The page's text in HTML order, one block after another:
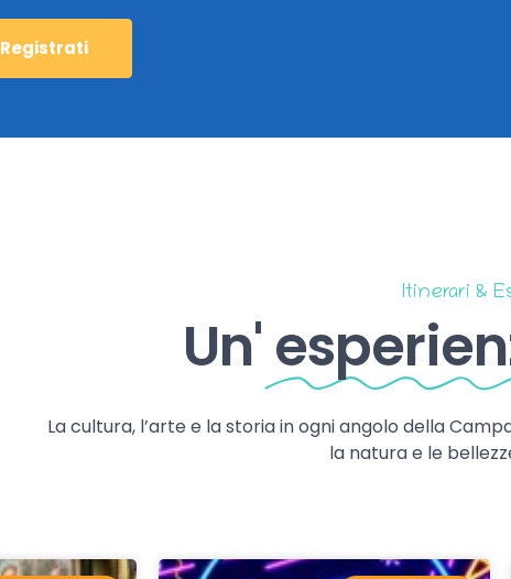
Registrati
Itinerari &
Un'
La cultura, l’arte e la storia in ogni angolo della
la natura e le